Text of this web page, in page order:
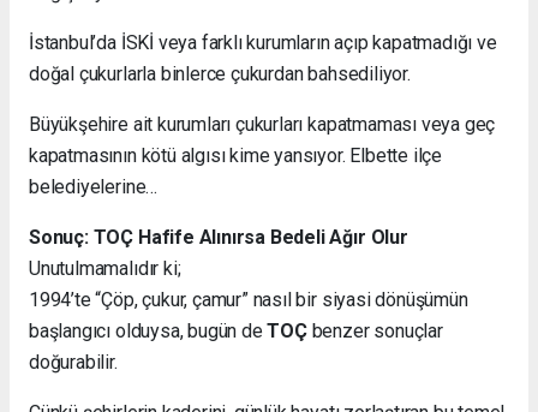
İstanbul’da İSKİ veya farklı kurumların açıp kapatmadığı ve
doğal çukurlarla binlerce çukurdan bahsediliyor.
Büyükşehire ait kurumları çukurları kapatmaması veya geç
kapatmasının kötü algısı kime yansıyor. Elbette ilçe
belediyelerine…
Sonuç: TOÇ Hafife Alınırsa Bedeli Ağır Olur
Unutulmamalıdır ki;
1994’te “Çöp, çukur, çamur” nasıl bir siyasi dönüşümün
başlangıcı olduysa, bugün deTOÇbenzer sonuçlar
doğurabilir.